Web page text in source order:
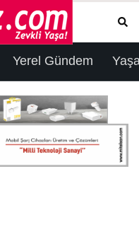
Yerel Gündem